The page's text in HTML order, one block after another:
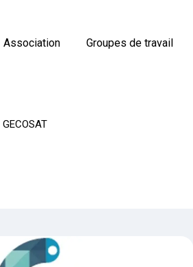
Association Groupes de travail
GECOSAT